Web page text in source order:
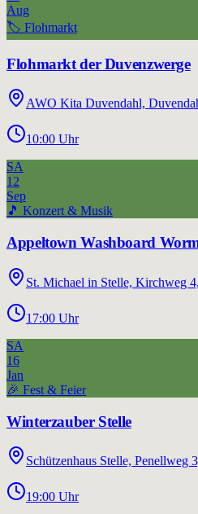
Aug
🏷️ Flohmarkt
Flohmarkt der Duvenzwerge
AWO Kita Duvendahl,
10:00 Uhr
SA
12
Sep
🎵 Konzert & Musik
Appeltown Washboard
St. Michael in Stelle, Kirchweg
17:00 Uhr
SA
16
Jan
🎉 Fest & Feier
Winterzauber Stelle
Schützenhaus Stelle, Penellweg
19:00 Uhr